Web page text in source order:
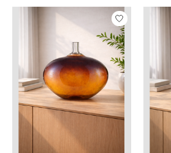
Items van productcarrousel